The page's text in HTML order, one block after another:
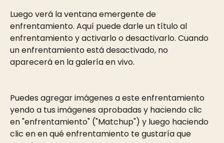
Luego verá la ventana emergente de
enfrentamiento. Aquí puede darle un título al
enfrentamiento y activarlo o desactivarlo. Cuando
un enfrentamiento está desactivado, no
aparecerá en la galería en vivo.
Puedes agregar imágenes a este enfrentamiento
yendo a tus imágenes aprobadas y haciendo clic
en "enfrentamiento" ("Matchup") y luego haciendo
clic en en qué enfrentamiento te gustaría que